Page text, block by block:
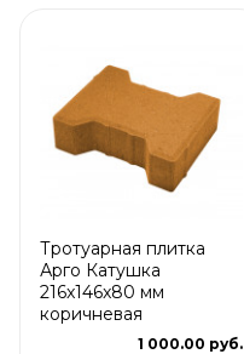
Тротуарная плитка
Арго Катушка
216x146x80 мм
коричневая
1 000.00 руб.